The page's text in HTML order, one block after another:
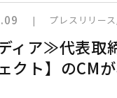
| プレスリリース
ィア≫代表取
クト】のCM